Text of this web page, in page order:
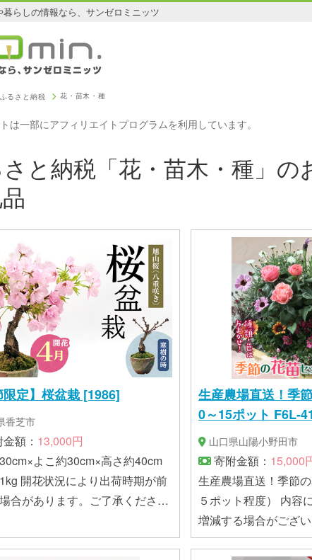
暮らしの情報なら、サンゼロミニッツ
ふるさと納税 花・苗木・種
は一部にアフィリエイトプログラムを利用しています。
と納税「花・苗木・種」の
限定】桜盆栽 [1986]
香芝市
額： 13,000円
よこ約30cm×高さ約40cm
開花状況により出荷時期が前
合があります。ご了承くださ
生産農場直送！季
0～15ポット F6L-
山口県山陽小野田市
寄附金額： 15,000
生産農場直送！季節
５ポット程度） 内容
増減する場合がござい